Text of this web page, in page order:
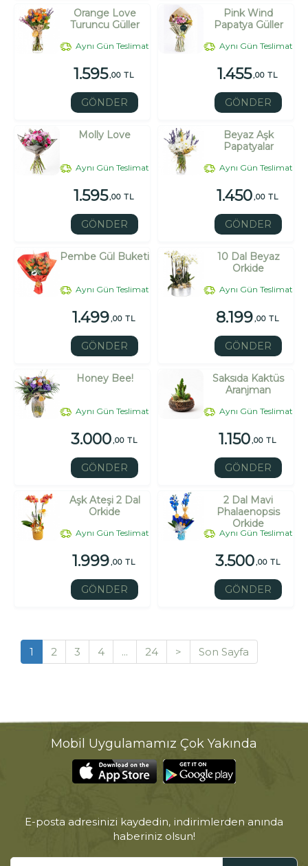
Orange Love
Turuncu Güller
Aynı Gün Teslimat
1.595,00 TL
GÖNDER
Pink Wind
Papatya Güller
Aynı Gün Teslimat
1.455,00 TL
GÖNDER
Molly Love
Aynı Gün Teslimat
1.595,00 TL
GÖNDER
Beyaz Aşk
Papatyalar
Aynı Gün Teslimat
1.450,00 TL
GÖNDER
Pembe Gül Buketi
Aynı Gün Teslimat
1.499,00 TL
GÖNDER
10 Dal Beyaz
Orkide
Aynı Gün Teslimat
8.199,00 TL
GÖNDER
Honey Bee!
Aynı Gün Teslimat
3.000,00 TL
GÖNDER
Saksıda Kaktüs
Aranjman
Aynı Gün Teslimat
1.150,00 TL
GÖNDER
Aşk Ateşi 2 Dal
Orkide
Aynı Gün Teslimat
1.999,00 TL
GÖNDER
2 Dal Mavi
Phalaenopsis
Orkide
Aynı Gün Teslimat
3.500,00 TL
GÖNDER
1 2 3 4 ... 24 > Son Sayfa
Mobil Uygulamamız Çok Yakında
E-posta adresinizi kaydedin, indirimlerden anında
haberiniz olsun!